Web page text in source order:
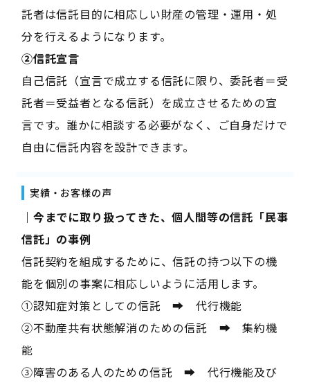
託者は信託目的に相応しい財産の管理・運用・処
分を行えるようになります。
②信託宣言
自己信託（宣言で成立する信託に限り、委託者＝受
託者＝受益者となる信託）を成立させるための宣
言です。誰かに相談する必要がなく、ご自身だけで
自由に信託内容を設計できます。
実績・お客様の声
｜今までに取り扱ってきた、個人間等の信託「民事
信託」の事例
信託契約を組成するために、信託の持つ以下の機
能を個別の事案に相応しいように活用します。
①認知症対策としての信託 ➡ 代行機能
②不動産共有状態解消のための信託 ➡ 集約機
能
③障害のある人のための信託 ➡ 代行機能及び